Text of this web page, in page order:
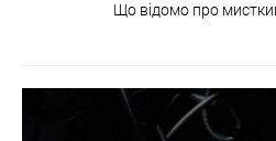
Що відомо про